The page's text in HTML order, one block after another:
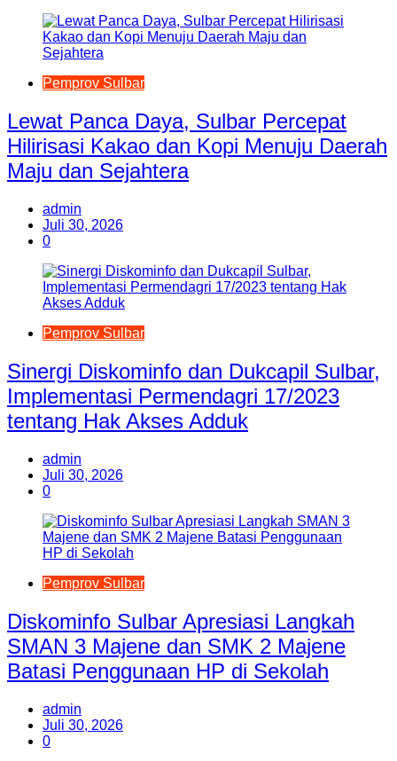
Pemprov Sulbar
Lewat Panca Daya, Sulbar Percepat
Hilirisasi Kakao dan Kopi Menuju Daerah
Maju dan Sejahtera
admin
Juli 30, 2026
0
Pemprov Sulbar
Sinergi Diskominfo dan Dukcapil Sulbar,
Implementasi Permendagri 17/2023
tentang Hak Akses Adduk
admin
Juli 30, 2026
0
Pemprov Sulbar
Diskominfo Sulbar Apresiasi Langkah
SMAN 3 Majene dan SMK 2 Majene
Batasi Penggunaan HP di Sekolah
admin
Juli 30, 2026
0